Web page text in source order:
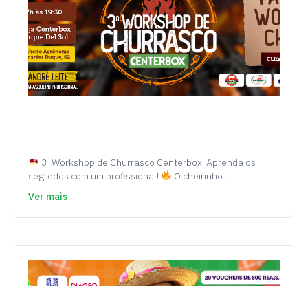
3º Workshop de Churrasco Centerbox: Aprenda os
segredos com um profissional!
O cheirinho…
Ver mais